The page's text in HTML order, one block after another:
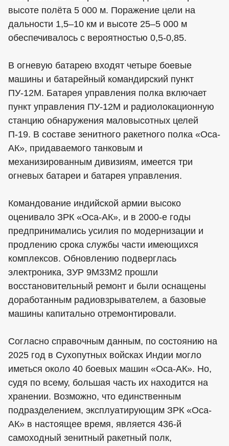
высоте полёта 5 000 м. Поражение цели на
дальности 1,5–10 км и высоте 25–5 000 м
обеспечивалось с вероятностью 0,5-0,85.
В огневую батарею входят четыре боевые
машины и батарейный командирский пункт
ПУ-12М. Батарея управления полка включает
пункт управления ПУ-12М и радиолокационную
станцию обнаружения маловысотных целей
П-19. В составе зенитного ракетного полка «Оса-
АК», придаваемого танковым и
механизированным дивизиям, имеется три
огневых батареи и батарея управления.
Командование индийской армии высоко
оценивало ЗРК «Оса-АК», и в 2000-е годы
предпринимались усилия по модернизации и
продлению срока службы части имеющихся
комплексов. Обновлению подверглась
электроника, ЗУР 9М33М2 прошли
восстановительный ремонт и были оснащены
доработанным радиовзрывателем, а базовые
машины капитально отремонтировали.
Согласно справочным данным, по состоянию на
2025 год в Сухопутных войсках Индии могло
иметься около 40 боевых машин «Оса-АК». Но,
судя по всему, большая часть их находится на
хранении. Возможно, что единственным
подразделением, эксплуатирующим ЗРК «Оса-
АК» в настоящее время, является 436-й
самоходный зенитный ракетный полк,